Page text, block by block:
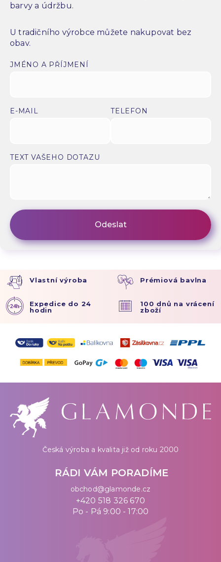
barvy a údržbu.
U tradičního výrobce můžete nakupovat bez
obav.
JMÉNO A PŘÍJMENÍ
E-MAIL TELEFON
TEXT VAŠEHO DOTAZU
Vlastní výroba Prémiová bavlna
Expedice do 24
hodin
100 dnů na vrácení
zboží
Česká výroba a kvalita již od roku 2000
RÁDI VÁM PORADÍME
obchod@glamonde.cz
+420 518 326 670
Po - Pá 9:00 - 17:00